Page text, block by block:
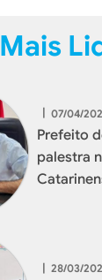
Mais
| 07/04/
Prefeito
palestra
| 28/03/